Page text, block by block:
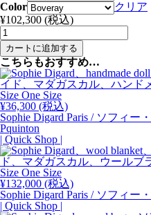
Color
クリア
¥102,300 (税込)
Sophie
Digard
Paris
/
ソ
フ
ィ
ー・
デ
ィ
ガ
ー
ル,
Scarf
E3434
-
Boveray
カートに追加する
こちらもおすすめ…
Size One Size
¥36,300 (税込)
Sophie Digard Paris / ソフィー
Pquinton
| Quick Shop |
Size One Size
¥132,000 (税込)
Sophie Digard Paris / ソフィー
| Quick Shop |